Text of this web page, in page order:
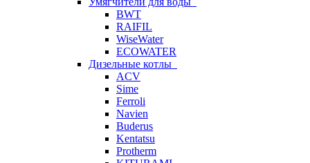
BWT
RAIFIL
WiseWater
ECOWATER
Дизельные котлы
ACV
Sime
Ferroli
Navien
Buderus
Kentatsu
Protherm